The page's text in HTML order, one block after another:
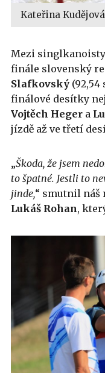
Kateřina
Mezi
finále slovenský
Slafkovský (92,54
finálové desítky
Vojtěch Heger a
jízdě až ve třetí
„Škoda, že jsem
to špatné. Jestli to
jinde,“ smutnil
Lukáš Rohan,